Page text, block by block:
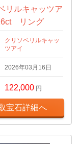
リルキャッツア
リング
クリソベリルキャッ
ツアイ
2026年03月16日
122,000 円
宝石詳細へ